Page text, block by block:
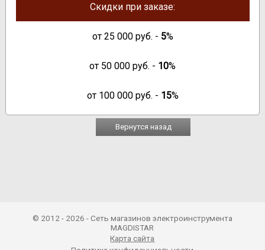
Скидки при заказе:
от 25 000руб. - 5%
от 50 000 руб. - 10%
от 100 000руб. - 15%
Вернутся назад
© 2012 - 2026 - Сеть магазинов электроинструмента
MAGDISTAR
Карта сайта